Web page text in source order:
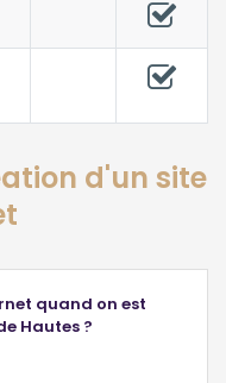
d'un site
quand on est
Hautes ?